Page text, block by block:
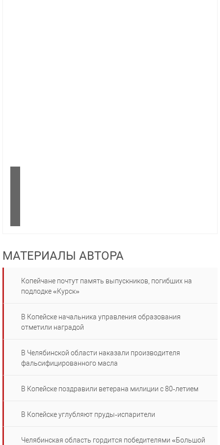
МАТЕРИАЛЫ АВТОРА
Копейчане почтут память выпускников, погибших на
подлодке «Курск»
В Копейске начальника управления образования
отметили наградой
В Челябинской области наказали производителя
фальсифицированного масла
В Копейске поздравили ветерана милиции с 80‑летием
В Копейске углубляют пруды‑испарители
Челябинская область гордится победителями «Большой